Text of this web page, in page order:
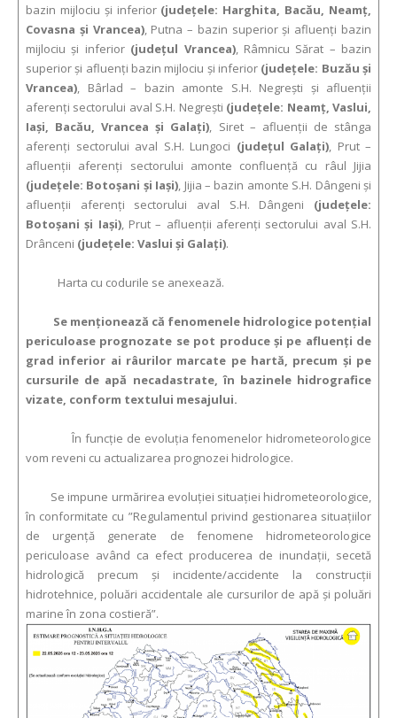
bazin mijlociu și inferior (judeţele: Harghita, Bacău, Neamţ,
Covasna şi Vrancea), Putna – bazin superior şi afluenţi bazin
mijlociu și inferior (judeţul Vrancea), Râmnicu Sărat – bazin
superior şi afluenţi bazin mijlociu şi inferior (judeţele: Buzău și
Vrancea), Bârlad – bazin amonte S.H. Negrești și afluenţii
aferenţi sectorului aval S.H. Negrești (judeţele: Neamţ, Vaslui,
Iași, Bacău, Vrancea şi Galaţi), Siret – afluenţii de stânga
aferenţi sectorului aval S.H. Lungoci (judeţul Galaţi), Prut –
afluenţii aferenţi sectorului amonte confluenţă cu râul Jijia
(judeţele: Botoșani și Iași), Jijia – bazin amonte S.H. Dângeni și
afluenţii aferenţi sectorului aval S.H. Dângeni (judeţele:
Botoşani şi Iaşi), Prut – afluenţii aferenţi sectorului aval S.H.
Drânceni (judeţele: Vaslui și Galaţi).
Harta cu codurile se anexează.
Se menţionează că fenomenele hidrologice potenţial
periculoase prognozate se pot produce şi pe afluenţi de
grad inferior ai râurilor marcate pe hartă, precum şi pe
cursurile de apă necadastrate, în bazinele hidrografice
vizate, conform textului mesajului.
În funcție de evoluția fenomenelor hidrometeorologice
vom reveni cu actualizarea prognozei hidrologice.
Se impune urmărirea evoluției situației hidrometeorologice,
în conformitate cu ”Regulamentul privind gestionarea situaţiilor
de urgenţă generate de fenomene hidrometeorologice
periculoase având ca efect producerea de inundații, secetă
hidrologică precum și incidente/accidente la construcții
hidrotehnice, poluări accidentale ale cursurilor de apă și poluări
marine în zona costieră”.